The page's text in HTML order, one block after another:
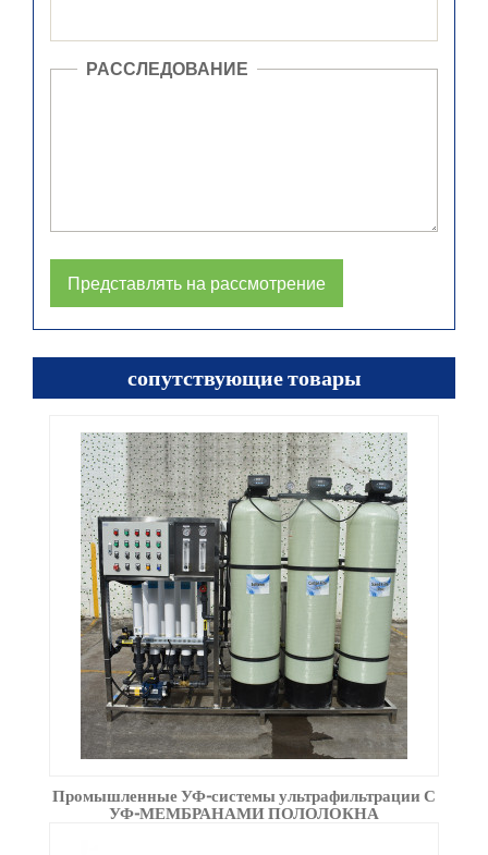
РАССЛЕДОВАНИЕ
Представлять на рассмотрение
сопутствующие товары
Промышленные УФ-системы ультрафильтрации С
УФ-МЕМБРАНАМИ ПОЛОЛОКНА